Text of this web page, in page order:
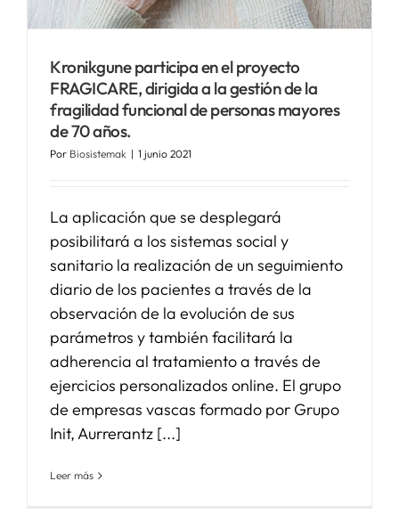
APOYO I+D+I
NOTICIAS
Kronikgune participa en el proyecto
FRAGICARE, dirigida a la gestión de la
fragilidad funcional de personas mayores
de 70 años.
Por Biosistemak | 1 junio 2021
La aplicación que se desplegará
posibilitará a los sistemas social y
sanitario la realización de un seguimiento
diario de los pacientes a través de la
observación de la evolución de sus
parámetros y también facilitará la
adherencia al tratamiento a través de
ejercicios personalizados online. El grupo
de empresas vascas formado por Grupo
Init, Aurrerantz [...]
Leer más